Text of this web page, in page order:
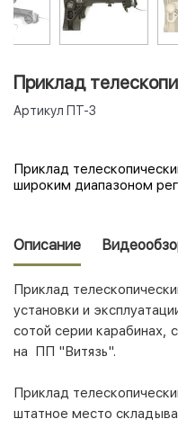
Приклад
Артикул ПТ-3
Приклад
широким диапазоном
Описание
Приклад
установки и
сотой серии карабинах,
на ПП "Витязь".
Приклад
штатное место